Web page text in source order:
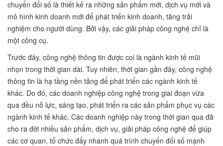
chuyển đổi số là thiết kế ra những sản phẩm mới, dịch vụ mới và
mô hình kinh doanh mới để phát triển kinh doanh, tăng trải
nghiệm cho người dùng. Bởi vậy, các giải pháp công nghệ chỉ là
một công cụ.
Trước đây, công nghệ thông tin được coi là ngành kinh tế mũi
nhọn trong thời gian dài. Tuy nhiên, thời gian gần đây, công nghệ
thông tin là hạ tầng nền tảng để phát triển các ngành kinh tế
khác. Do đó, các doanh nghiệp công nghệ trong giai đoạn vừa
qua đều nỗ lực, sáng tạo, phát triển ra các sản phẩm phục vụ các
ngành kinh tế khác. Các doanh nghiệp này trong thời gian qua đã
cho ra đời nhiều sản phẩm, dịch vụ, giải pháp công nghệ để giúp
các cơ quan, tổ chức đẩy nhanh quá trình chuyển đổi số mạnh